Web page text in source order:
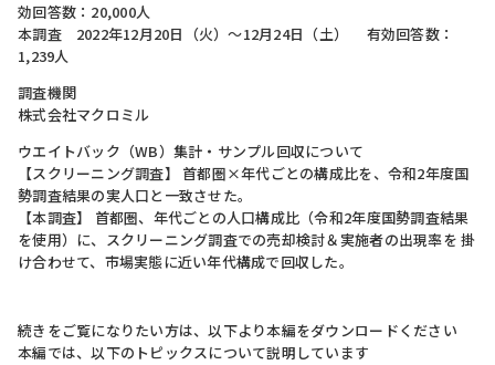
効回答数：20,000人
本調査 2022年12月20日（火）～12月24日（土） 有効回答数：
1,239人
調査機関
株式会社マクロミル
ウエイトバック（WB）集計・サンプル回収について
【スクリーニング調査】 首都圏×年代ごとの構成比を、令和2年度国
勢調査結果の実人口と一致させた。
【本調査】 首都圏、年代ごとの人口構成比（令和2年度国勢調査結果
を使用）に、スクリーニング調査での売却検討＆実施者の出現率を 掛
け合わせて、市場実態に近い年代構成で回収した。
続きをご覧になりたい方は、以下より本編をダウンロードください
本編では、以下のトピックスについて説明しています